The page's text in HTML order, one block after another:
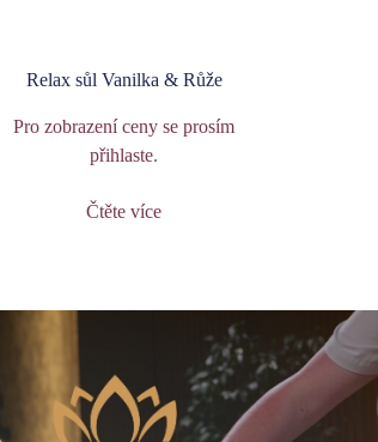
Relax sůl Vanilka & Růže
Pro zobrazení ceny se prosím
přihlaste.
Čtěte více